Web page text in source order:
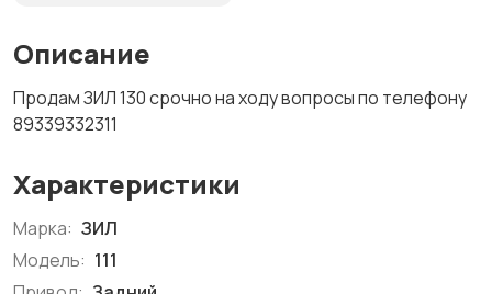
Описание
Продам ЗИЛ 130 срочно на ходу вопросы по телефону
89339332311
Характеристики
Марка: ЗИЛ
Модель: 111